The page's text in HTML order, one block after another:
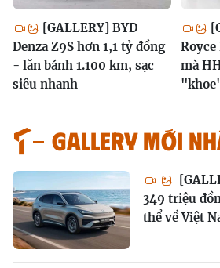
[GALLERY] BYD
Denza Z9S hơn 1,1 tỷ đồng
- lăn bánh 1.100 km, sạc
siêu nhanh
mà
GALLERY MỚI
349 triệu
thể về Việt